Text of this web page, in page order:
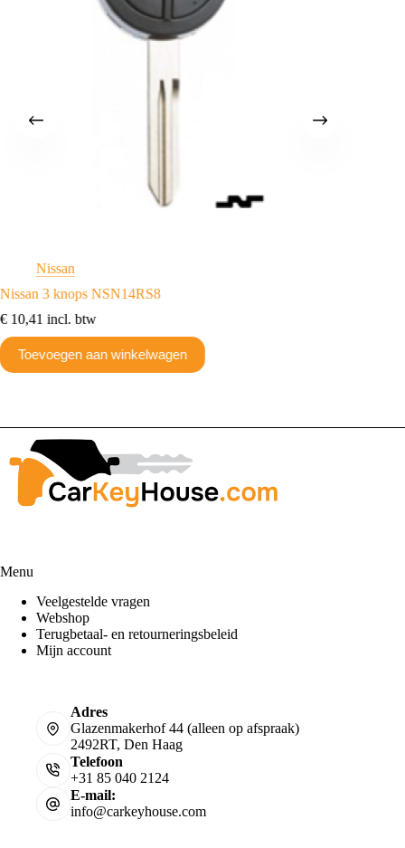
Nissan
Nissan 3 knops NSN14RS8
€ 10,41 incl. btw
Toevoegen aan winkelwagen
Menu
Veelgestelde vragen
Webshop
Terugbetaal- en retourneringsbeleid
Mijn account
Adres
Glazenmakerhof 44 (alleen op afspraak)
2492RT, Den Haag
Telefoon
+31 85 040 2124
E-mail:
info@carkeyhouse.com